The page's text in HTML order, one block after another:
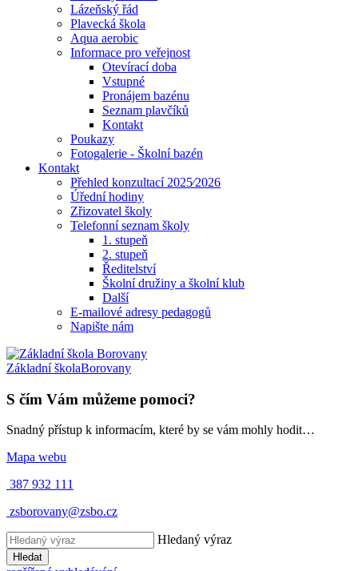
Lázeňský řád
Plavecká škola
Aqua aerobic
Informace pro veřejnost
Otevírací doba
Vstupné
Pronájem bazénu
Seznam plavčíků
Kontakt
Poukazy
Fotogalerie - Školní bazén
Kontakt
Přehled konzultací 2025⁄2026
Úřední hodiny
Zřizovatel školy
Telefonní seznam školy
1. stupeň
2. stupeň
Ředitelství
Školní družiny a školní klub
Další
E-mailové adresy pedagogů
Napište nám
Základní školaBorovany
S čím Vám můžeme pomoci?
Snadný přístup k informacím, které by se vám mohly hodit…
Mapa webu
387 932 111
zsborovany@zsbo.cz
Hledaný výraz
Hledat